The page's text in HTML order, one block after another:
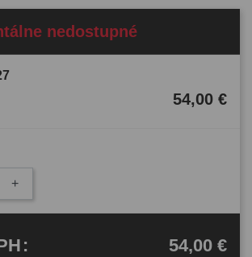
nedostupné
54,00 €
+
: 54,00 €